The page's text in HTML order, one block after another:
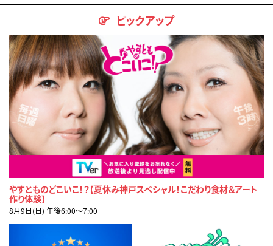
ピックアップ
やすとものどこいこ！？【夏休み神戸スペシャル！こだわり食材＆アート
作り体験】
8月9日(日) 午後6:00〜7:00